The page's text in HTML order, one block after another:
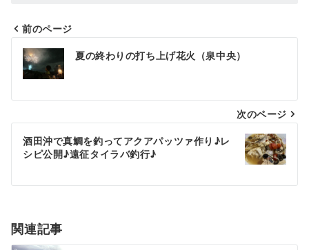
投
稿
ビ
ゲ
ー
シ
ン
前のページ
夏の終わりの打ち上げ花火（泉中央）
次のページ
酒田沖で真鯛を釣ってアクアパッツァ作り♪レ
シピ公開♪遠征タイラバ釣行♪
関連記事